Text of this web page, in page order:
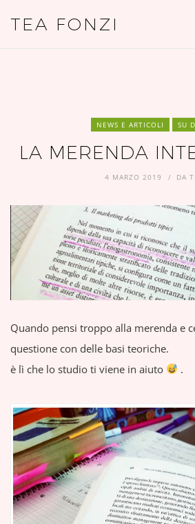
TEA FONZI
NEWS E ARTICOLI SU
LA MERENDA
4 MARZO 2019 DA
Quando pensi troppo alla merenda e
questione con delle basi teoriche.
è lì che lo studio ti viene in aiuto
.